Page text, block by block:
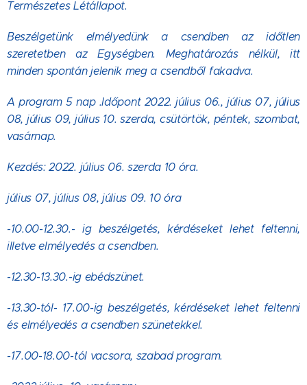
Természetes Létállapot.
Beszélgetünk elmélyedünk a csendben az időtlen
szeretetben az Egységben. Meghatározás nélkül, itt
minden spontán jelenik meg a csendből fakadva.
A program 5 nap .Időpont 2022. július 06., július 07, július
08, július 09, július 10. szerda, csütörtök, péntek, szombat,
vasárnap.
Kezdés: 2022. július 06. szerda 10 óra.
július 07, július 08, július 09. 10 óra
-10.00-12.30.- ig beszélgetés, kérdéseket lehet feltenni,
illetve elmélyedés a csendben.
-12.30-13.30.-ig ebédszünet.
-13.30-tól- 17.00-ig beszélgetés, kérdéseket lehet feltenni
és elmélyedés a csendben szünetekkel.
-17.00-18.00-tól vacsora, szabad program.